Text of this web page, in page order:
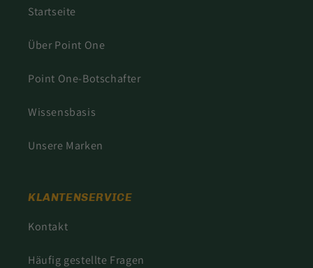
Startseite
Über Point One
Point One-Botschafter
Wissensbasis
Unsere Marken
KLANTENSERVICE
Kontakt
Häufig gestellte Fragen